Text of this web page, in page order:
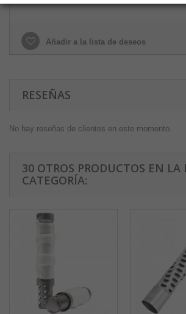
Añadir a la lista de deseos
RESEÑAS
No hay reseñas de clientes en este momento.
30 OTROS PRODUCTOS EN
CATEGORÍA: